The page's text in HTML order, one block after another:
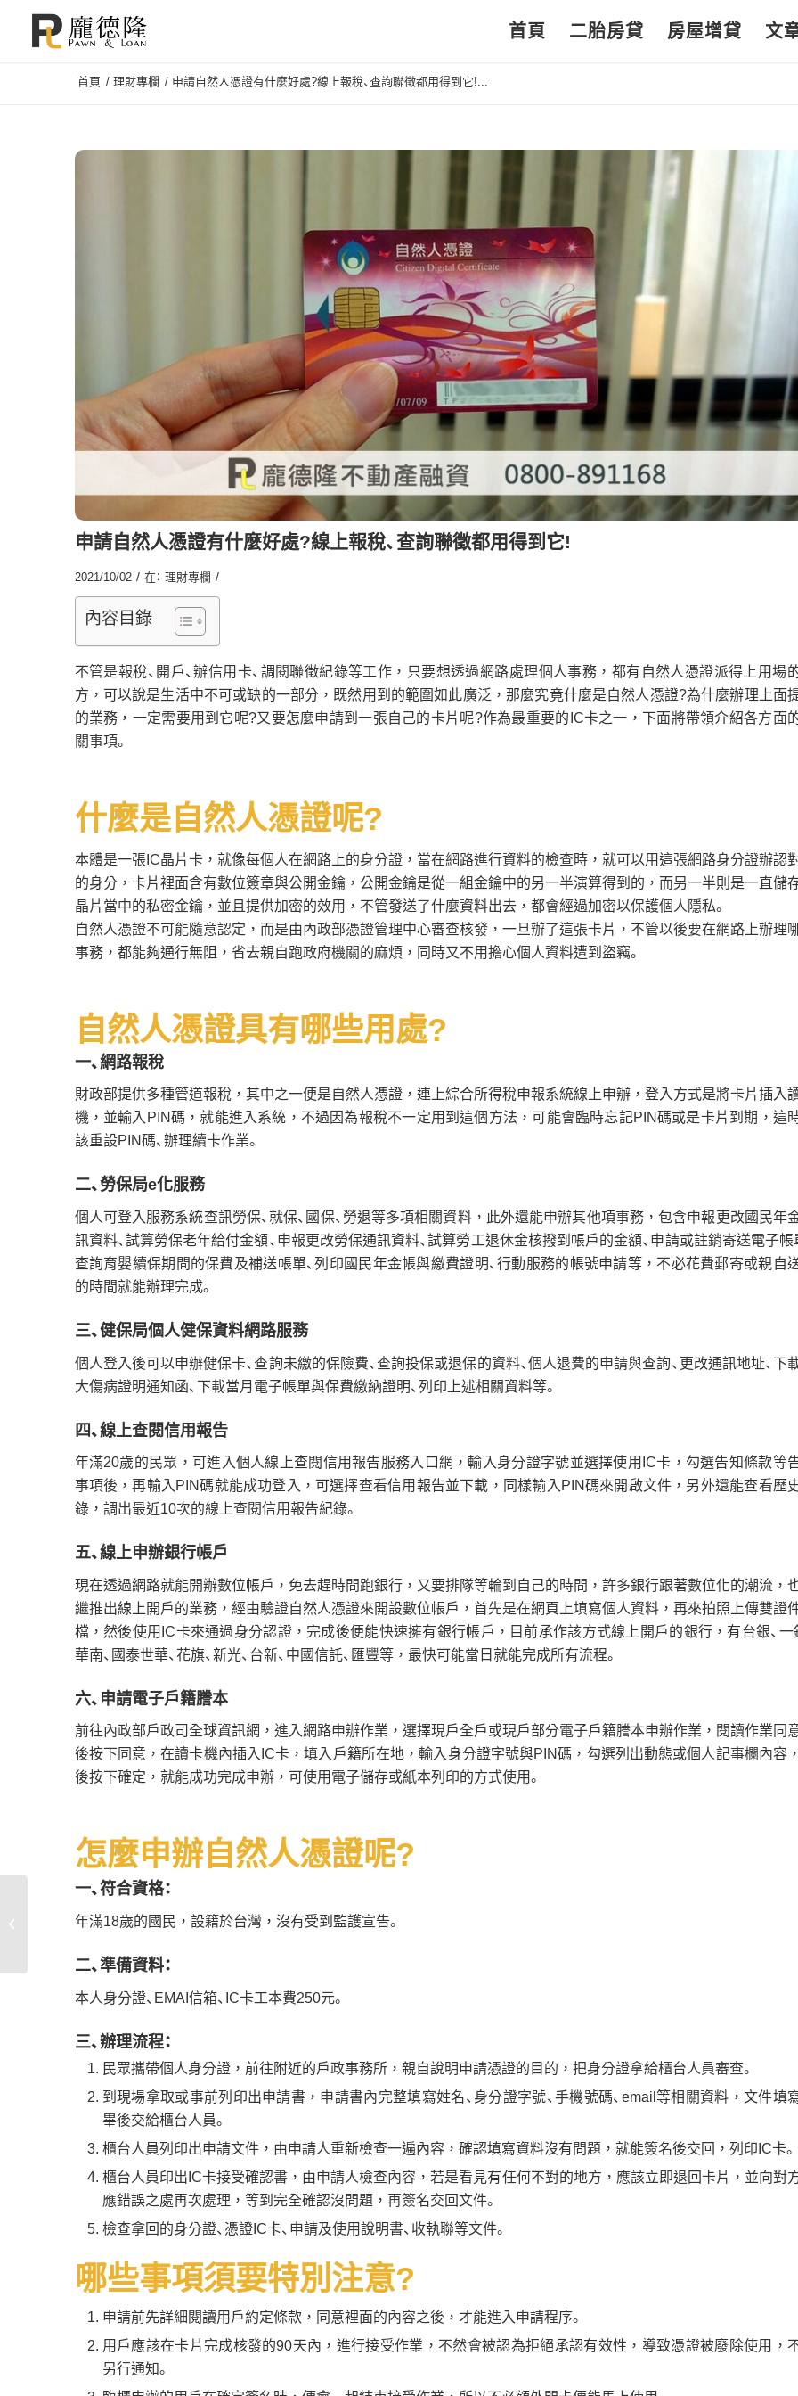
首頁 二胎房貸 房屋增貸 文
首頁 / 理財專欄 / 申請自然人憑證有什麼好處?線上報稅、查詢聯徵都用得到它!...
申請自然人憑證有什麼好處?線上報稅、查詢聯徵都用得到它!
2021/10/02 / 在： 理財專欄 /
內容目錄
不管是報稅、開戶、辦信用卡、調閱聯徵紀錄等工作，只要想透過網路處理個人事務，都有自然人憑證派得上用場
方，可以說是生活中不可或缺的一部分，既然用到的範圍如此廣泛，那麼究竟什麼是自然人憑證?為什麼辦理上面
的業務，一定需要用到它呢?又要怎麼申請到一張自己的卡片呢?作為最重要的IC卡之一，下面將帶領介紹各方面
關事項。
什麼是自然人憑證呢?
本體是一張IC晶片卡，就像每個人在網路上的身分證，當在網路進行資料的檢查時，就可以用這張網路身分證辦認
的身分，卡片裡面含有數位簽章與公開金鑰，公開金鑰是從一組金鑰中的另一半演算得到的，而另一半則是一直儲
晶片當中的私密金鑰，並且提供加密的效用，不管發送了什麼資料出去，都會經過加密以保護個人隱私。
自然人憑證不可能隨意認定，而是由內政部憑證管理中心審查核發，一旦辦了這張卡片，不管以後要在網路上辦理
事務，都能夠通行無阻，省去親自跑政府機關的麻煩，同時又不用擔心個人資料遭到盜竊。
自然人憑證具有哪些用處?
一、網路報稅
財政部提供多種管道報稅，其中之一便是自然人憑證，連上綜合所得稅申報系統線上申辦，登入方式是將卡片插入
機，並輸入PIN碼，就能進入系統，不過因為報稅不一定用到這個方法，可能會臨時忘記PIN碼或是卡片到期，這
該重設PIN碼、辦理續卡作業。
二、勞保局e化服務
個人可登入服務系統查訊勞保、就保、國保、勞退等多項相關資料，此外還能申辦其他項事務，包含申報更改國民年
訊資料、試算勞保老年給付金額、申報更改勞保通訊資料、試算勞工退休金核撥到帳戶的金額、申請或註銷寄送電子帳
查詢育嬰續保期間的保費及補送帳單、列印國民年金帳與繳費證明、行動服務的帳號申請等，不必花費郵寄或親自
的時間就能辦理完成。
三、健保局個人健保資料網路服務
個人登入後可以申辦健保卡、查詢未繳的保險費、查詢投保或退保的資料、個人退費的申請與查詢、更改通訊地址、下
大傷病證明通知函、下載當月電子帳單與保費繳納證明、列印上述相關資料等。
四、線上查閱信用報告
年滿20歲的民眾，可進入個人線上查閱信用報告服務入口網，輸入身分證字號並選擇使用IC卡，勾選告知條款等
事項後，再輸入PIN碼就能成功登入，可選擇查看信用報告並下載，同樣輸入PIN碼來開啟文件，另外還能查看歷
錄，調出最近10次的線上查閱信用報告紀錄。
五、線上申辦銀行帳戶
現在透過網路就能開辦數位帳戶，免去趕時間跑銀行，又要排隊等輪到自己的時間，許多銀行跟著數位化的潮流，
繼推出線上開戶的業務，經由驗證自然人憑證來開設數位帳戶，首先是在網頁上填寫個人資料，再來拍照上傳雙證
檔，然後使用IC卡來通過身分認證，完成後便能快速擁有銀行帳戶，目前承作該方式線上開戶的銀行，有台銀、一
華南、國泰世華、花旗、新光、台新、中國信託、匯豐等，最快可能當日就能完成所有流程。
六、申請電子戶籍謄本
前往內政部戶政司全球資訊網，進入網路申辦作業，選擇現戶全戶或現戶部分電子戶籍謄本申辦作業，閱讀作業同
後按下同意，在讀卡機內插入IC卡，填入戶籍所在地，輸入身分證字號與PIN碼，勾選列出動態或個人記事欄內容
後按下確定，就能成功完成申辦，可使用電子儲存或紙本列印的方式使用。
怎麼申辦自然人憑證呢?
一、符合資格：
年滿18歲的國民，設籍於台灣，沒有受到監護宣告。
二、準備資料：
本人身分證、EMAI信箱、IC卡工本費250元。
三、辦理流程：
民眾攜帶個人身分證，前往附近的戶政事務所，親自說明申請憑證的目的，把身分證拿給櫃台人員審查。
到現場拿取或事前列印出申請書，申請書內完整填寫姓名、身分證字號、手機號碼、email等相關資料，文件填
畢後交給櫃台人員。
櫃台人員列印出申請文件，由申請人重新檢查一遍內容，確認填寫資料沒有問題，就能簽名後交回，列印IC卡。
櫃台人員印出IC卡接受確認書，由申請人檢查內容，若是看見有任何不對的地方，應該立即退回卡片，並向對
應錯誤之處再次處理，等到完全確認沒問題，再簽名交回文件。
檢查拿回的身分證、憑證IC卡、申請及使用說明書、收執聯等文件。
哪些事項須要特別注意?
申請前先詳細閱讀用戶約定條款，同意裡面的內容之後，才能進入申請程序。
用戶應該在卡片完成核發的90天內，進行接受作業，不然會被認為拒絕承認有效性，導致憑證被廢除使用，
另行通知。
始！小錢慢慢累積也能投